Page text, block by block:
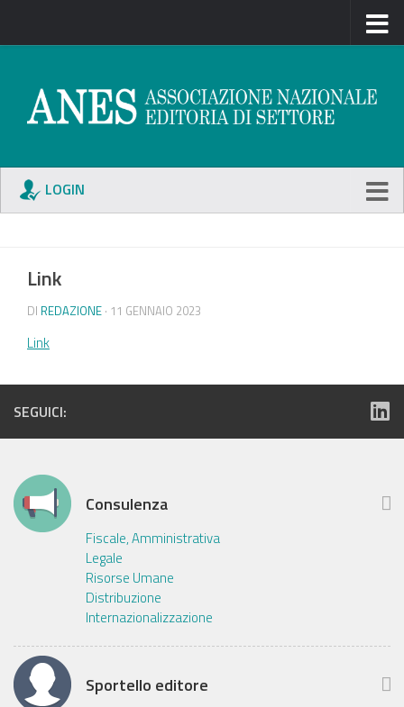
LOGIN
Link
DI REDAZIONE · 11 GENNAIO 2023
Link
SEGUICI:
Consulenza
Fiscale, Amministrativa
Legale
Risorse Umane
Distribuzione
Internazionalizzazione
Sportello editore